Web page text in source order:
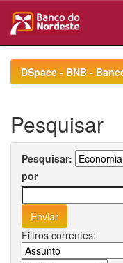
navigationDSpace - BNB -
Pesquisar
Pesquisar:
por
Filtros correntes: